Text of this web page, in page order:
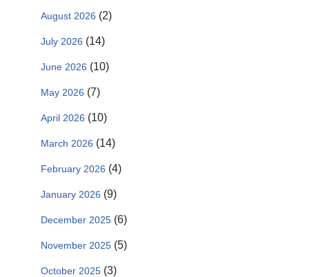
August 2026 (2)
July 2026 (14)
June 2026 (10)
May 2026 (7)
April 2026 (10)
March 2026 (14)
February 2026 (4)
January 2026 (9)
December 2025 (6)
November 2025 (5)
October 2025 (3)